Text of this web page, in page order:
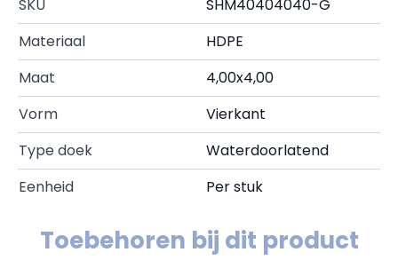
SKU
SHM40404040-G
Materiaal
HDPE
Maat
4,00x4,00
Vorm
Vierkant
Type doek
Waterdoorlatend
Eenheid
Per stuk
Toebehoren bij dit product